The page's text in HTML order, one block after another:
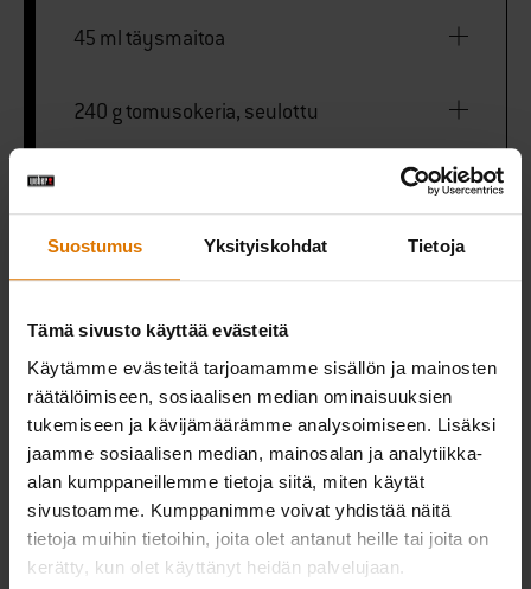
Suostumus Yksityiskohdat Tietoja
Tämä sivusto käyttää evästeitä
Käytämme evästeitä tarjoamamme sisällön ja mainosten
räätälöimiseen, sosiaalisen median ominaisuuksien
tukemiseen ja kävijämäärämme analysoimiseen. Lisäksi
jaamme sosiaalisen median, mainosalan ja analytiikka-
alan kumppaneillemme tietoja siitä, miten käytät
sivustoamme. Kumppanimme voivat yhdistää näitä
tietoja muihin tietoihin, joita olet antanut heille tai joita on
kerätty, kun olet käyttänyt heidän palvelujaan.
45 ml täysmaitoa
240 g tomusokeria, seulottu
Ripaus hienoa suolaa
25 cm:n valurautapannu
Alumiinifolio
PRINT THIS LIST